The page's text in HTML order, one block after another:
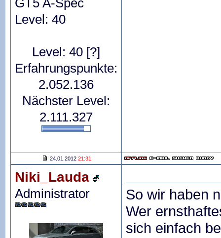
Level: 40
Level: 40 [?]
Erfahrungspunkte:
2.052.136
Nächster Level:
2.111.327
24.01.2012 21:31
Niki_Lauda
Administrator
So wir haben
Wer
sich einfach